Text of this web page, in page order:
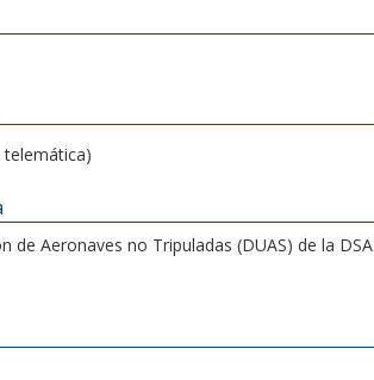
de Aeronaves no Tripuladas (DUAS) de la DSA